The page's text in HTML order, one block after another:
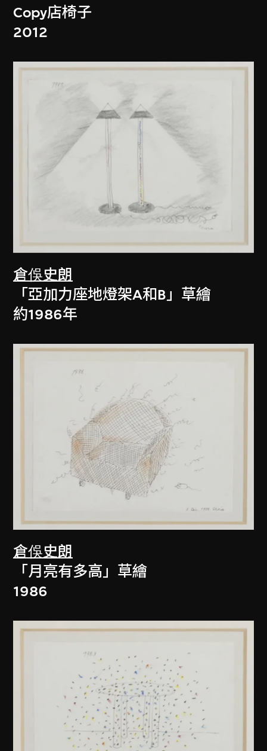
Copy店椅子
2012
倉俁史朗
「亞加力座地燈架A和B」草繪
約1986年
倉俁史朗
「月亮有多高」草繪
1986